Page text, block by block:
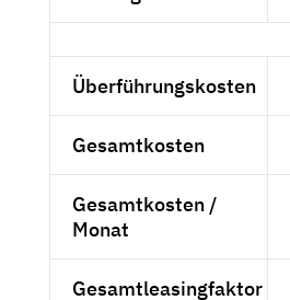
Überführungskosten
Gesamtkosten
Gesamtkosten /
Monat
Gesamtleasingfaktor